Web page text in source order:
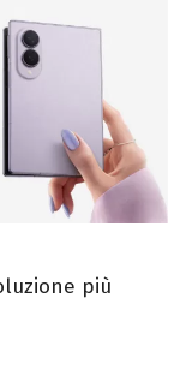
più